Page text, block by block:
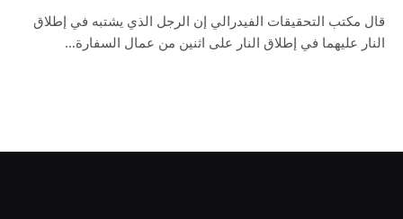
قال مكتب التحقيقات الفيدرالي إن الرجل الذي يشتبه في إطلاق
النار عليهما في إطلاق النار على اثنين من عمال السفارة…